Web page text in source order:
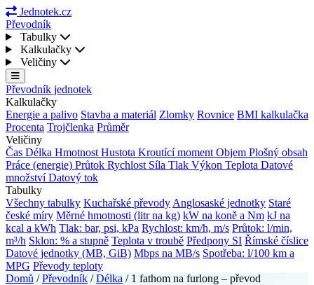
Jednotek.cz
Převodník
Tabulky
Kalkulačky
Veličiny
Převodník jednotek
Kalkulačky
Energie a palivo Stavba a materiál Zlomky Rovnice BMI kalkulačka
Procenta Trojčlenka Průměr
Veličiny
Čas Délka Hmotnost Hustota Kroutící moment Objem Plošný obsah
Práce (energie) Průtok Rychlost Síla Tlak Výkon Teplota Datové
množstvíDatový tok
Tabulky
Všechny tabulky Kuchařské převody Anglosaské jednotky Staré
české míry Měrné hmotnosti (litr na kg) kW na koně a Nm kJ na
kcal a kWh Tlak: bar, psi, kPa Rychlost: km/h, m/s Průtok: l/min,
m³/h Sklon: % a stupně Teplota v troubě Předpony SI Římské číslice
Datové jednotky (MB, GiB) Mbps na MB/s Spotřeba: l/100 km a
MPG Převody teploty
Domů / Převodník / Délka / 1 fathom na furlong – převod